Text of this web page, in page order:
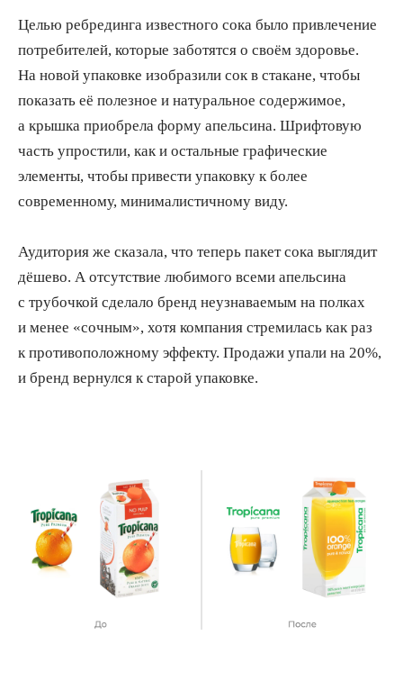
Целью ребрединга известного сока было привлечение
потребителей, которые заботятся о своём здоровье.
На новой упаковке изобразили сок в стакане, чтобы
показать её полезное и натуральное содержимое,
а крышка приобрела форму апельсина. Шрифтовую
часть упростили, как и остальные графические
элементы, чтобы привести упаковку к более
современному, минималистичному виду.
Аудитория же сказала, что теперь пакет сока выглядит
дёшево. А отсутствие любимого всеми апельсина
с трубочкой сделало бренд неузнаваемым на полках
и менее «сочным», хотя компания стремилась как раз
к противоположному эффекту. Продажи упали на 20%,
и бренд вернулся к старой упаковке.